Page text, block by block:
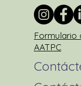
Formulario
AATPC